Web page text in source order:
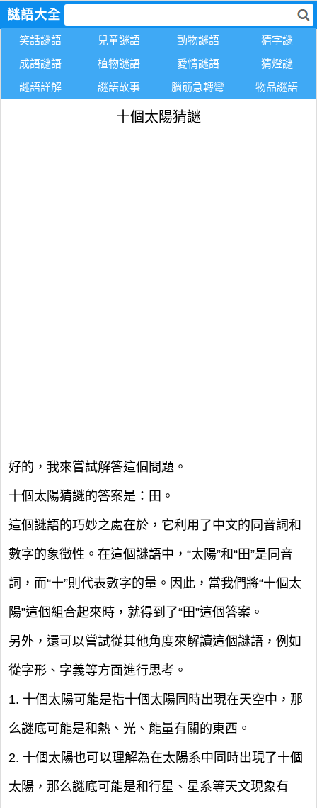
謎語大全
笑話謎語 兒童謎語 動物謎語
猜字謎
成語謎語
植物謎語 愛情謎語
猜燈謎
謎語詳解
謎語故事 腦筋急轉彎 物品謎語
十個太陽猜謎
好的，我來嘗試解答這個問題。
十個太陽猜謎的答案是：田。
這個謎語的巧妙之處在於，它利用了中文的同音詞和
數字的象徵性。在這個謎語中，“太陽”和“田”是同音
詞，而“十”則代表數字的量。因此，當我們將“十個太
陽”這個組合起來時，就得到了“田”這個答案。
另外，還可以嘗試從其他角度來解讀這個謎語，例如
從字形、字義等方面進行思考。
1. 十個太陽可能是指十個太陽同時出現在天空中，那
么謎底可能是和熱、光、能量有關的東西。
2. 十個太陽也可以理解為在太陽系中同時出現了十個
太陽，那么謎底可能是和行星、星系等天文現象有